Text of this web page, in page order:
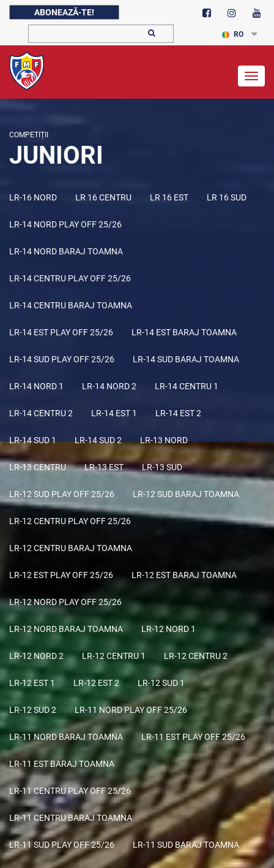
ABONEAZĂ-TE!
RO
COMPETIȚII
JUNIORI
LR-16 NORD LR 16 CENTRU LR 16 EST LR 16 SUD
LR-14 NORD PLAY OFF 25/26
LR-14 NORD BARAJ TOAMNA
LR-14 CENTRU PLAY OFF 25/26
LR-14 CENTRU BARAJ TOAMNA
LR-14 EST PLAY OFF 25/26 LR-14 EST BARAJ TOAMNA
LR-14 SUD PLAY OFF 25/26 LR-14 SUD BARAJ TOAMNA
LR-14 NORD 1 LR-14 NORD 2 LR-14 CENTRU 1
LR-14 CENTRU 2 LR-14 EST 1 LR-14 EST 2
LR-14 SUD 1 LR-14 SUD 2 LR-13 NORD
LR-13 CENTRU LR-13 EST LR-13 SUD
LR-12 SUD PLAY OFF 25/26 LR-12 SUD BARAJ TOAMNA
LR-12 CENTRU PLAY OFF 25/26
LR-12 CENTRU BARAJ TOAMNA
LR-12 EST PLAY OFF 25/26 LR-12 EST BARAJ TOAMNA
LR-12 NORD PLAY OFF 25/26
LR-12 NORD BARAJ TOAMNA LR-12 NORD 1
LR-12 NORD 2 LR-12 CENTRU 1 LR-12 CENTRU 2
LR-12 EST 1 LR-12 EST 2 LR-12 SUD 1
LR-12 SUD 2 LR-11 NORD PLAY OFF 25/26
LR-11 NORD BARAJ TOAMNA LR-11 EST PLAY OFF 25/26
LR-11 EST BARAJ TOAMNA
LR-11 CENTRU PLAY OFF 25/26
LR-11 CENTRU BARAJ TOAMNA
LR-11 SUD PLAY OFF 25/26 LR-11 SUD BARAJ TOAMNA